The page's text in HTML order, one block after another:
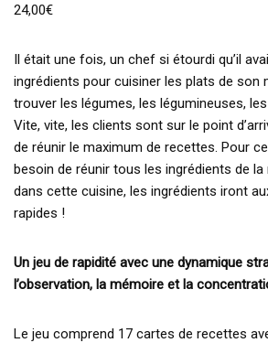
24,00€
Il était une fois, un chef si étourdi qu’il
ingrédients pour cuisiner les plats de son
trouver les légumes, les légumineuses,
Vite, vite, les clients sont sur le point
de réunir le maximum de recettes. Pour
besoin de réunir tous les ingrédients de
dans cette cuisine, les ingrédients iront
rapides !
Un jeu de rapidité avec une dynamique
l’observation, la mémoire et la
Le jeu comprend 17 cartes de recettes